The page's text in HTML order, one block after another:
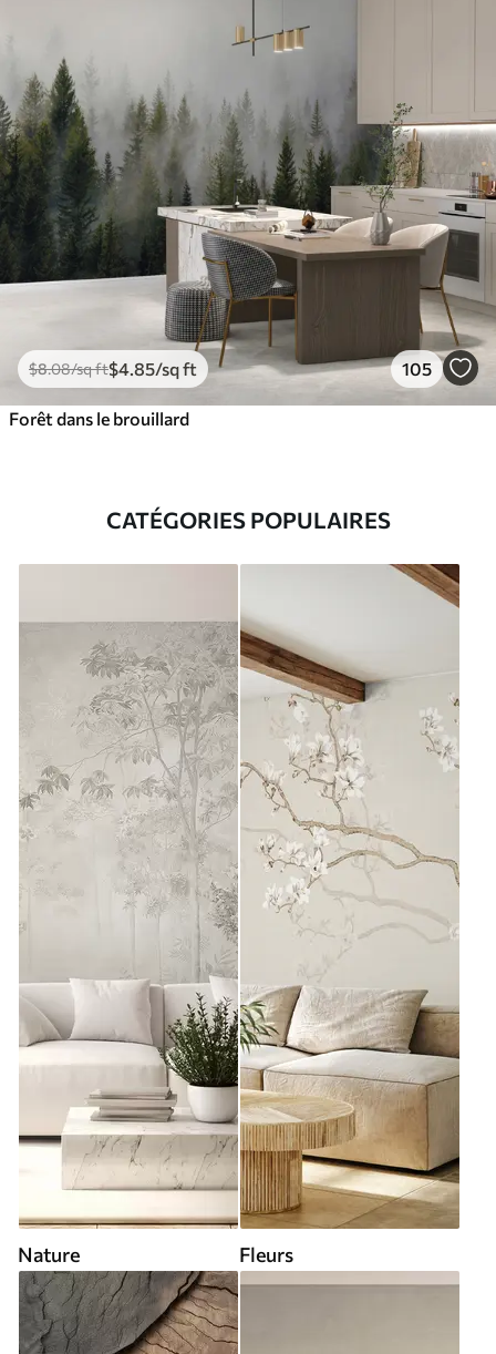
$8.08/sq ft$4 .85/sq ft 105
Forêt dans le brouillard
CATÉGORIES POPULAIRES
Nature Fleurs